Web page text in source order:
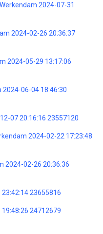
2024-07-31
2024-02-26 20:36:37
2024-05-29 13:17:06
2024-06-04 18:46:30
07 20:16:16 23557120
2024-02-22 17:23:48
2024-02-26 20:36:36
23655816
24712679